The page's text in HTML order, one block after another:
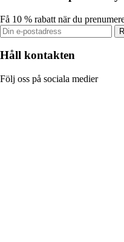
Få 10 % rabatt när du
Håll kontakten
Följ oss på sociala medier